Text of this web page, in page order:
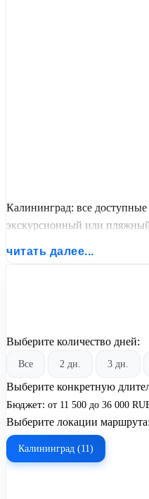
Калининград: все
экскурсионный или
читать далее...
Выберите количество дней:
Все 2 дн. 3 дн.
Выберите конкретную
Бюджет: от 11 500 до 36 000
Выберите локации маршрута:
Калининград (11)